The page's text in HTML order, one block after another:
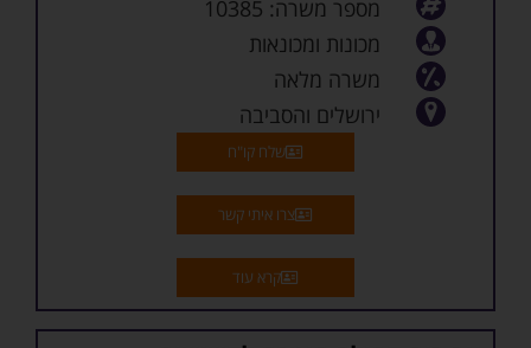
• יכולת הובלה, ראייה מערכתית ויכולת עבודה מול
מגוון ממשקים.
מה אנחנו מחפשים? אנשים שמביאים איתם
מקצועיות, ניסיון, יוזמה וחשיבה חדשה. כאלה שרואים
בהתפתחות מקצועית דרך חיים ומעוניינים להשפיע
עבודה בישיבהמספר משרה: 10385
מכונות ומכונאות
משרה מלאה
ירושלים והסביבה
שלח קו"ח
צרו איתי קשר
קרא עוד